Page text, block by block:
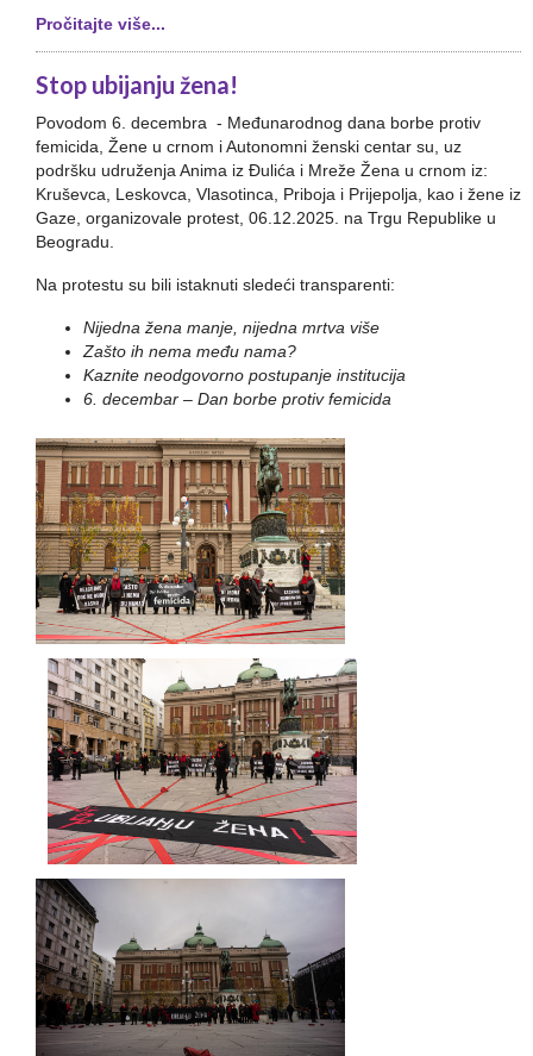
Pročitajte više...
Stop ubijanju žena!
Povodom 6. decembra - Međunarodnog dana borbe protiv
femicida, Žene u crnom i Autonomni ženski centar su, uz
podršku udruženja Anima iz Đulića i Mreže Žena u crnom iz:
Kruševca, Leskovca, Vlasotinca, Priboja i Prijepolja, kao i žene iz
Gaze, organizovale protest, 06.12.2025. na Trgu Republike u
Beogradu.
Na protestu su bili istaknuti sledeći transparenti:
Nijedna žena manje, nijedna mrtva više
Zašto ih nema među nama?
Kaznite neodgovorno postupanje institucija
6. decembar – Dan borbe protiv femicida